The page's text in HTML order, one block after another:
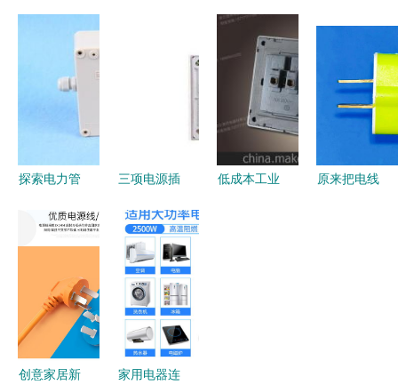
暗盒破线与
最佳接线方
速分线盒，
轻松搞定零
火布线
轨道插座，
安全实用又
美观
探索电力管
解决方案
到智能轨道
插座
三项电源插
座线缆接线
盒 颜色规
范与安全接
线指南
低成本工业
原来把电线
创意家居新 家用电器连